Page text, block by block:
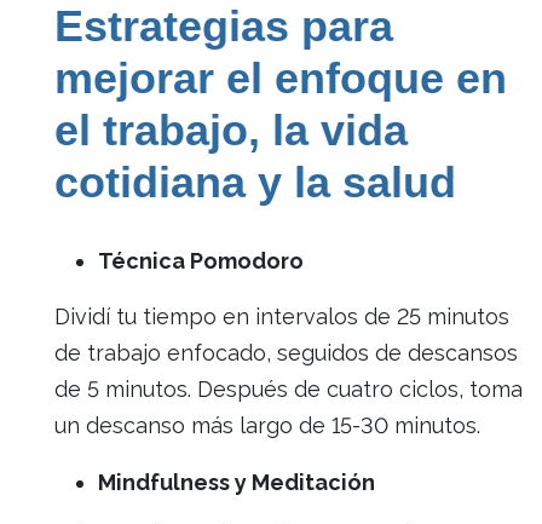
Estrategias para
mejorar el enfoque en
el trabajo, la vida
cotidiana y la salud
Técnica Pomodoro
Dividí tu tiempo en intervalos de 25 minutos
de trabajo enfocado, seguidos de descansos
de 5 minutos. Después de cuatro ciclos, toma
un descanso más largo de 15-30 minutos.
Mindfulness y Meditación